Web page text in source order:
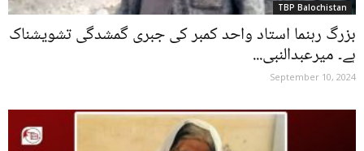
TBP Balochistan
‌‎بزرگ رہنما استاد واحد کمبر کی جبری گمشدگی تشویشناک
ہے۔ میرعبدالنبی...
September 10, 2024